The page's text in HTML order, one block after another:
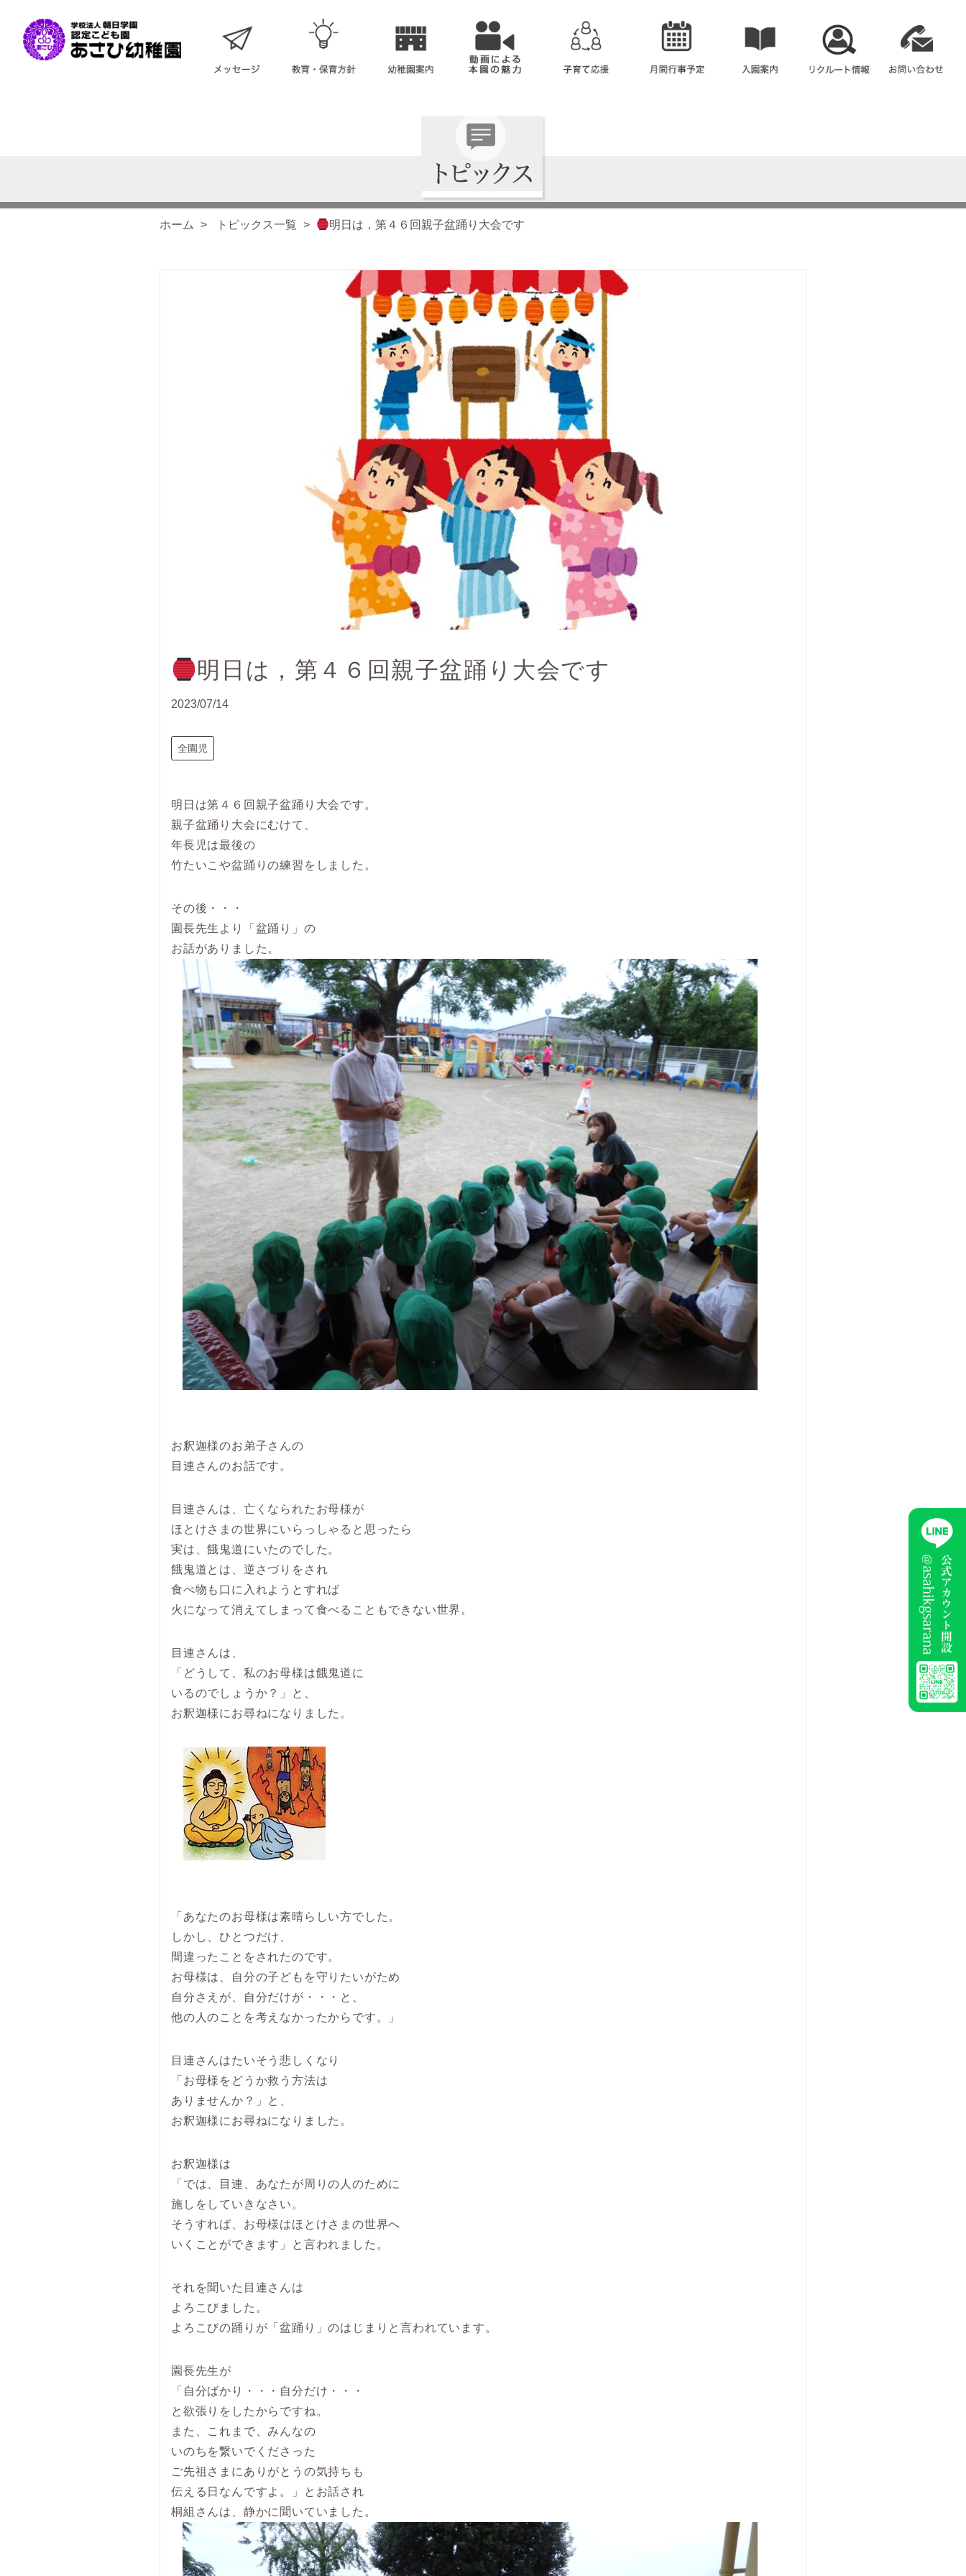
ホーム トピックス一覧 明日は，第４６回親子盆踊り大会です
明日は，第４６回親子盆踊り大会です
2023/07/14
全園児
明日は第４６回親子盆踊り大会です。
親子盆踊り大会にむけて、
年長児は最後の
竹たいこや盆踊りの練習をしました。
その後・・・
園長先生より「盆踊り」の
お話がありました。
お釈迦様のお弟子さんの
目連さんのお話です。
目連さんは、亡くなられたお母様が
ほとけさまの世界にいらっしゃると思ったら
実は、餓鬼道にいたのでした。
餓鬼道とは、逆さづりをされ
食べ物も口に入れようとすれば
火になって消えてしまって食べることもできない世界。
目連さんは、
「どうして、私のお母様は餓鬼道に
いるのでしょうか？」と、
お釈迦様にお尋ねになりました。
「あなたのお母様は素晴らしい方でした。
しかし、ひとつだけ、
間違ったことをされたのです。
お母様は、自分の子どもを守りたいがため
自分さえが、自分だけが・・・と、
他の人のことを考えなかったからです。」
目連さんはたいそう悲しくなり
「お母様をどうか救う方法は
ありませんか？」と、
お釈迦様にお尋ねになりました。
お釈迦様は
「では、目連、あなたが周りの人のために
施しをしていきなさい。
そうすれば、お母様はほとけさまの世界へ
いくことができます」と言われました。
それを聞いた目連さんは
よろこびました。
よろこびの踊りが「盆踊り」のはじまりと言われています。
園長先生が
「自分ばかり・・・自分だけ・・・
と欲張りをしたからですね。
また、これまで、みんなの
いのちを繋いでくださった
ご先祖さまにありがとうの気持ちも
伝える日なんですよ。」とお話され
桐組さんは、静かに聞いていました。